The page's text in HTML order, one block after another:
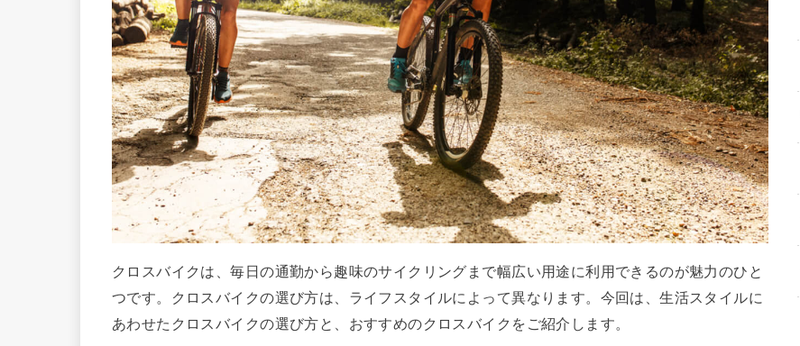
クロスバイクは、毎日の通勤から趣味のサイクリングまで幅広い用途に利用できるのが魅力のひと
つです。クロスバイクの選び方は、ライフスタイルによって異なります。今回は、生活スタイルに
あわせたクロスバイクの選び方と、おすすめのクロスバイクをご紹介します。